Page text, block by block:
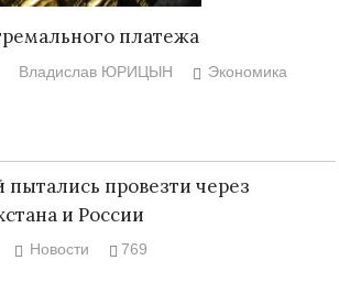
платежа
Владислав ЮРИЦЫН
Экономика
пытались провезти через
и России
Новости 769